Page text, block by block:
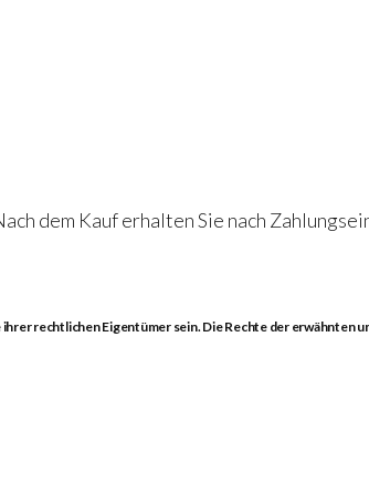
dem Kauf erhalten Sie nach
rechtlichen Eigentümer sein. Die Rechte der erwähnten